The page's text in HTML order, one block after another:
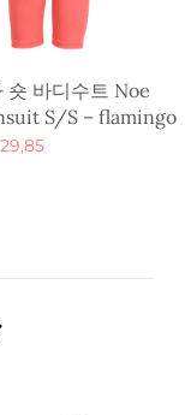
숏 바디수트 Noe
S/S – flamingo
가
29,85현재 가